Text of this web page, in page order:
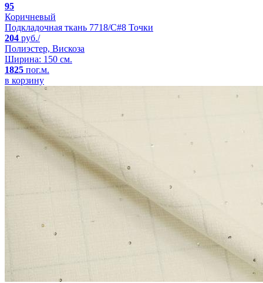
95
Коричневый
Подкладочная ткань 7718/C#8 Точки
204 руб./
Полиэстер, Вискоза
Ширина: 150 см.
1825 пог.м.
в корзину